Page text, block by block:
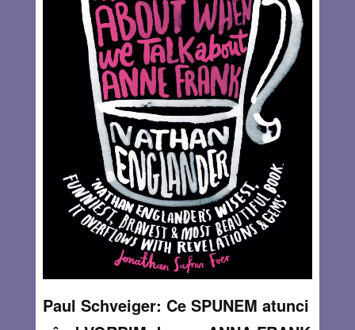
Paul Schveiger: Ce SPUNEM atunci